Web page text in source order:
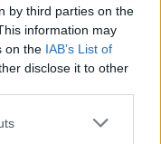
by third parties on the
information may
on the IAB’s List of
disclose it to other
one or more Google
az